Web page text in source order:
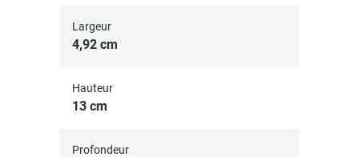
Largeur
4,92 cm
Hauteur
13 cm
Profondeur